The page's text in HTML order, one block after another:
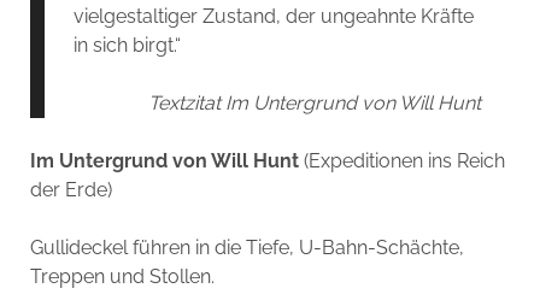
vielgestaltiger Zustand, der ungeahnte Kräfte
in sich birgt.“
Textzitat Im Untergrund von Will Hunt
Im Untergrund von Will Hunt (Expeditionen ins Reich
der Erde)
Gullideckel führen in die Tiefe, U-Bahn-Schächte,
Treppen und Stollen.